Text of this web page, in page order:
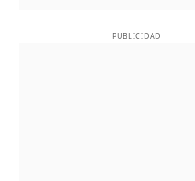
PUBLICIDAD